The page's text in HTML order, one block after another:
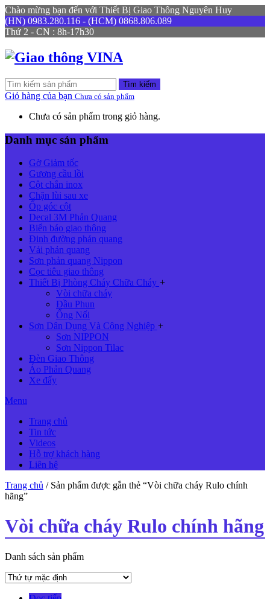
Chào mừng bạn đến với Thiết Bị Giao Thông Nguyên Huy
(HN) 0983.280.116 - (HCM) 0868.806.089
Thứ 2 - CN : 8h-17h30
Tìm kiếm
Giỏ hàng của bạn Chưa có sản phẩm
Chưa có sản phẩm trong giỏ hàng.
Danh mục sản phẩm
Gờ Giảm tốc
Gương cầu lồi
Cột chắn inox
Chặn lùi sau xe
Ốp góc cột
Decal 3M Phản Quang
Biển báo giao thông
Đinh đường phản quang
Vải phản quang
Sơn phản quang Nippon
Cọc tiêu giao thông
Thiết Bị Phòng Cháy Chữa Cháy +
Vòi chữa cháy
Đầu Phun
Ống Nối
Sơn Dân Dụng Và Công Nghiệp +
Sơn NIPPON
Sơn Nippon Tilac
Đèn Giao Thông
Áo Phản Quang
Xe đẩy
Menu
Trang chủ
Tin tức
Videos
Hỗ trợ khách hàng
Liên hệ
Trang chủ / Sản phẩm được gắn thẻ “Vòi chữa cháy Rulo chính
hãng”
Vòi chữa cháy Rulo chính hãng
Danh sách sản phẩm